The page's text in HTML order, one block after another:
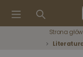
Strona